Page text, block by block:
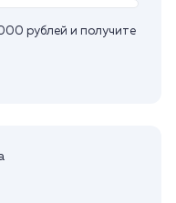
рублей и получите